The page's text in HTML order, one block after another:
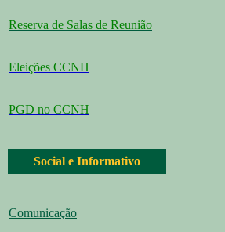
Reserva de Salas de Reunião
Eleições CCNH
PGD no CCNH
Social e Informativo
Comunicação